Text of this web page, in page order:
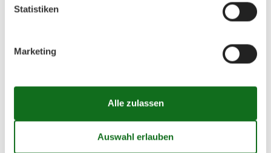
Ring - 25836 - Garding
6 Personen
Ferienwohnung - 3 Personen - Iversbüller
Weg - 25836 - Garding
Objekt Nr.:552-181297
Statistiken
Marketing